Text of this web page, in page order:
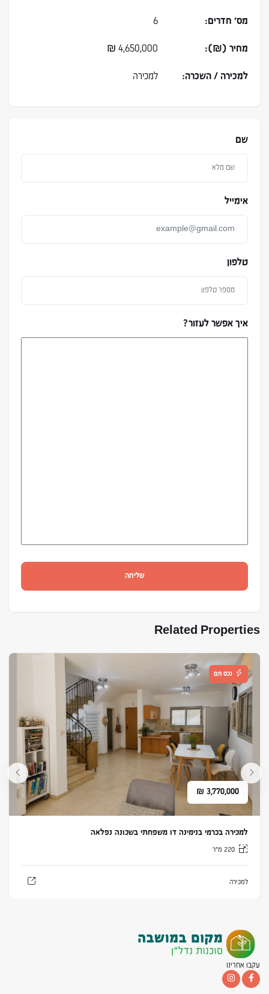
מס׳ חדרים: 6
מחיר (₪): 4,650,000
₪
למכירה / השכרה: למכירה
שם
אימייל
טלפון
איך אפשר לעזור?
שליחה
Related Properties
נכס חם
3,770,000
₪
למכירה בכרמי בנימינה דו משפחתי בשכונה נפלאה
220 מ״ר
למכירה
עקבו אחרינו